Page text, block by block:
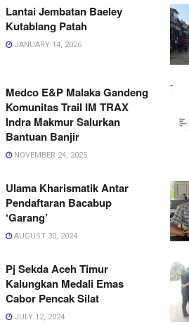
Lantai Jembatan Baeley
Kutablang Patah
JANUARY 14, 2026
Medco E&P Malaka Gandeng
Komunitas Trail IM TRAX
Indra Makmur Salurkan
Bantuan Banjir
NOVEMBER 24, 2025
Ulama Kharismatik Antar
Pendaftaran Bacabup
‘Garang’
AUGUST 30, 2024
Pj Sekda Aceh Timur
Kalungkan Medali Emas
Cabor Pencak Silat
JULY 12, 2024